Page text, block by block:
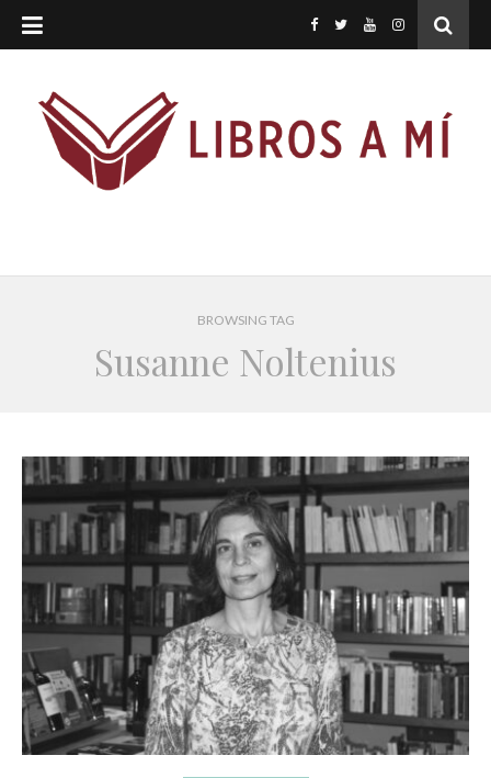
BROWSING TAG
Susanne Noltenius